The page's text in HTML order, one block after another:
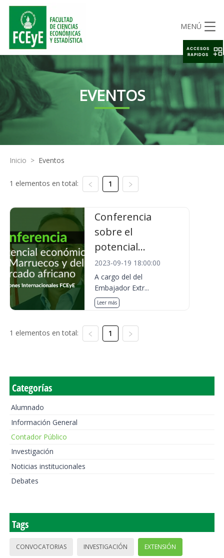
MENÚ
EVENTOS
Inicio > Eventos
1 elementos en total: 1
Conferencia
sobre el
potencial...
2023-09-19 18:00:00
A cargo del del
Embajador Extr...
Leer más
1 elementos en total: 1
Categorías
Alumnado
Información General
Contador Público
Investigación
Noticias institucionales
Debates
Tags
CONVOCATORIAS INVESTIGACIÓN EXTENSIÓN
ACCESOS
RAPIDOS